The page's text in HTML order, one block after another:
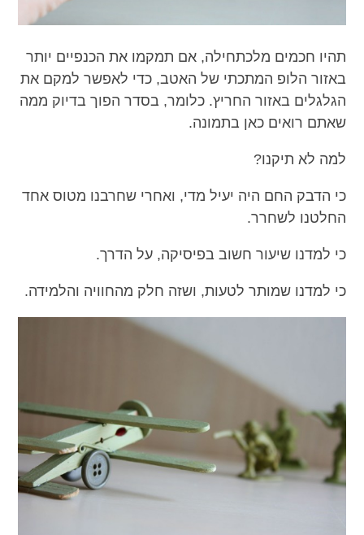
תהיו חכמים מלכתחילה, אם תמקמו את הכנפיים יותר
באזור הלופ המתכתי של האטב, כדי לאפשר למקם את
הגלגלים באזור החריץ. כלומר, בסדר הפוך בדיוק ממה
שאתם רואים כאן בתמונה.
למה לא תיקנו?
כי הדבק החם היה יעיל מדי, ואחרי שחרבנו מטוס אחד
החלטנו לשחרר.
כי למדנו שיעור חשוב בפיסיקה, על הדרך.
כי למדנו שמותר לטעות, ושזה חלק מהחוויה והלמידה.